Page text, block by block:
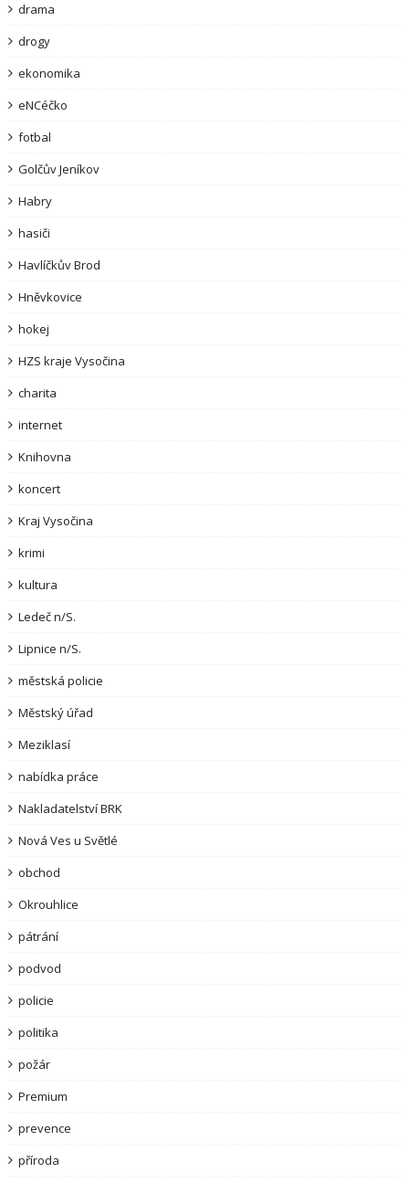
drama
drogy
ekonomika
eNCéčko
fotbal
Golčův Jeníkov
Habry
hasiči
Havlíčkův Brod
Hněvkovice
hokej
HZS kraje Vysočina
charita
internet
Knihovna
koncert
Kraj Vysočina
krimi
kultura
Ledeč n/S.
Lipnice n/S.
městská policie
Městský úřad
Meziklasí
nabídka práce
Nakladatelství BRK
Nová Ves u Světlé
obchod
Okrouhlice
pátrání
podvod
policie
politika
požár
Premium
prevence
příroda